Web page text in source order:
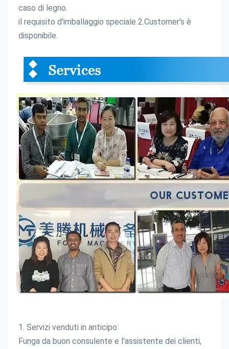
caso di legno.
il requisito d'imballaggio speciale 2.Customer's è
disponibile.
1. Servizi venduti in anticipo:
Funga da buon consulente e l'assistente dei clienti,